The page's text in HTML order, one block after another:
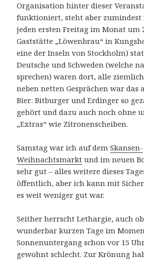
Organisation hinter dieser
funktioniert, steht aber zumindest
jeden ersten Freitag im Monat um
Gaststätte „Löwenbrau“ in
eine der Inseln von Stockholm)
Deutsche und Schweden (welche
sprechen) waren dort, alle
neben netten Gesprächen war das
Bier: Bitburger und Erdinger so
gehört und dazu auch noch ohne
„Extras“ wie Zitronenscheiben.
Samstag war ich auf demSkansen-
Weihnachtsmarkt und im neuen
sehr gut – alles weitere dieses
öffentlich, aber ich kann mit
es weit weniger gut war.
Seither herrscht Lethargie, auch
wunderbar kurzen Tage im
Sonnenuntergang schon vor 15
gewohnt schlecht. Zur Krönung